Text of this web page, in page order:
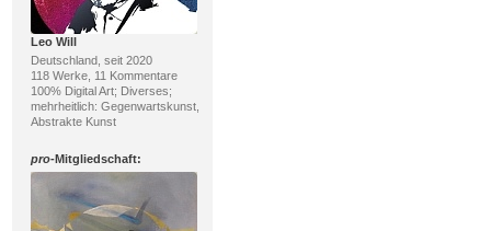
Leo Will
Deutschland, seit 2020
118 Werke, 11 Kommentare
100% Digital Art; Diverses;
mehrheitlich: Gegenwartskunst,
Abstrakte Kunst
pro-Mitgliedschaft: